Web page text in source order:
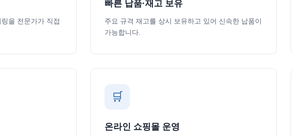
을 전문가가 직접
빠른 납품·재고 보유
주요 규격 재고를 상시 보유하고 있어 신속한 납품이
가능합니다.
🛒
온라인 쇼핑몰 운영